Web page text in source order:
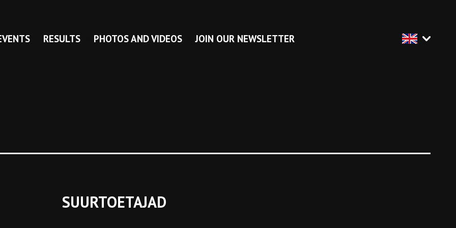
RESULTS PHOTOS AND VIDEOS JOIN OUR NEWSLETTER
SUURTOETAJAD